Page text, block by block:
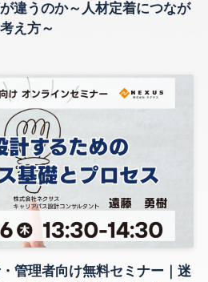
違うのか～人材定着につなが
え方～
管理者向け無料セミナー｜迷